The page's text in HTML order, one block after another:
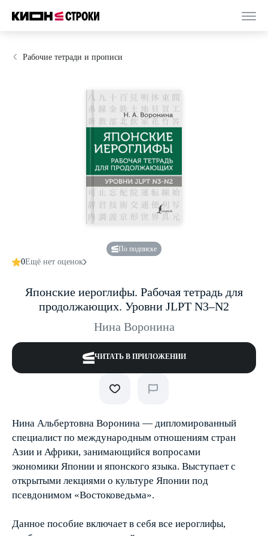
Рабочие тетради и прописи
По подписке
0Ещё нет оценок
Японские иероглифы. Рабочая тетрадь для
продолжающих. Уровни JLPT N3–N2
Нина Воронина
ЧИТАТЬ В ПРИЛОЖЕНИИ
Нина Альбертовна Воронина — дипломированный
специалист по международным отношениям стран
Азии и Африки, занимающийся вопросами
экономики Японии и японского языка. Выступает с
открытыми лекциями о культуре Японии под
псевдонимом «Востоковедьма».
Данное пособие включает в себя все иероглифы,